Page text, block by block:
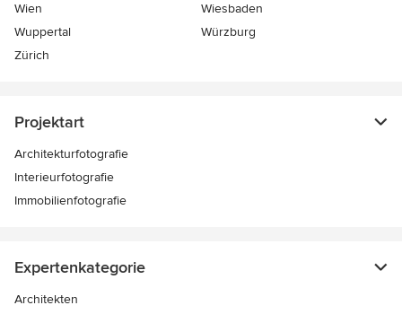
Wien
Wiesbaden
Wuppertal
Würzburg
Zürich
Projektart
Architekturfotografie
Interieurfotografie
Immobilienfotografie
Expertenkategorie
Architekten